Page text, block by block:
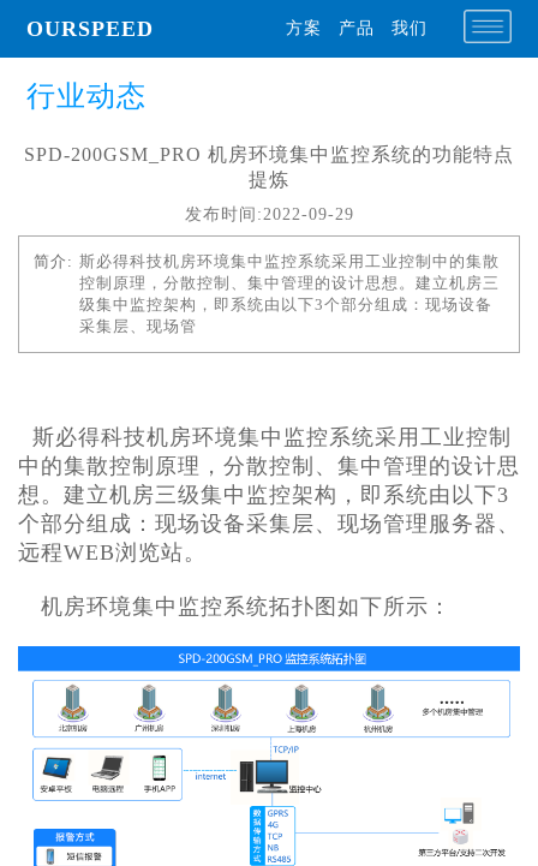
OURSPEED 方案 产品 我们
行业动态
SPD-200GSM_PRO 机房环境集中监控系统的功能特点
提炼
发布时间:2022-09-29
简介: 斯必得科技机房环境集中监控系统采用工业控制中的集散
控制原理，分散控制、集中管理的设计思想。建立机房三
级集中监控架构，即系统由以下3个部分组成：现场设备
采集层、现场管
斯必得科技机房环境集中监控系统采用工业控制
中的集散控制原理，分散控制、集中管理的设计思
想。建立机房三级集中监控架构，即系统由以下3
个部分组成：现场设备采集层、现场管理服务器、
远程WEB浏览站。
机房环境集中监控系统拓扑图如下所示：